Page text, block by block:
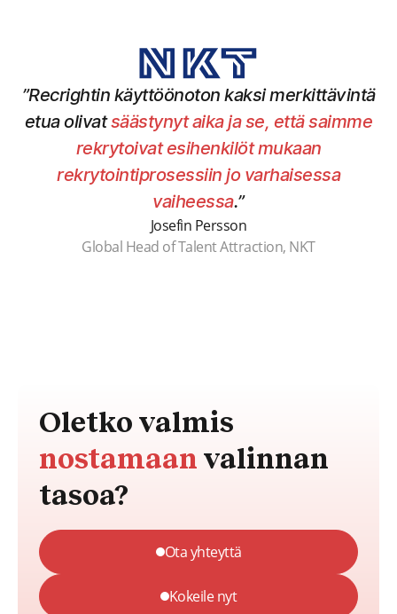
”Recrightin käyttöönoton kaksi merkittävintä
etua olivatsäästynyt aika ja se, että saimme
rekrytoivat esihenkilöt mukaan
rekrytointiprosessiin jo varhaisessa
vaiheessa.”
Josefin Persson
Global Head of Talent Attraction, NKT
Oletko valmis
nostamaan valinnan
tasoa?
Ota yhteyttä
Kokeile nyt